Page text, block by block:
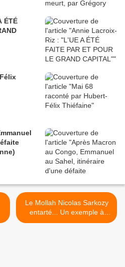
ÉTÉ
Le Mollah Nicolas Sarkozy
entarté... Un exemple à
suivre et un exploit à